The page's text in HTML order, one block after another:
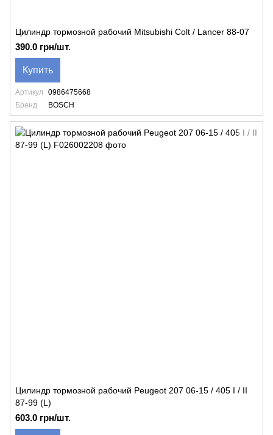
Цилиндр тормозной рабочий Mitsubishi Colt / Lancer 88-07
390.0 грн/шт.
Купить
Артикул
0986475668
Бренд
BOSCH
Цилиндр тормозной рабочий Peugeot 207 06-15 / 405 I / II
87-99 (L)
603.0 грн/шт.